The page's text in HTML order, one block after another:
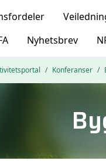
Nyhetsbrev
Konferanser